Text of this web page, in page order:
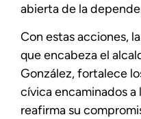
abierta de la
Con estas acciones,
que encabeza el
González, fortalece
cívica encaminados a
reafirma su